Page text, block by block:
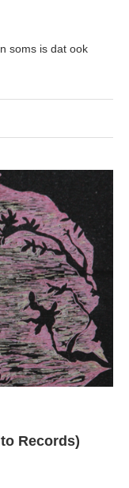
soms is dat ook
Records)